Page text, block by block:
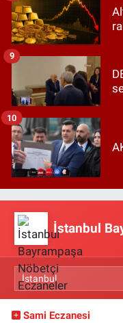
9
10
İstanbul
Sami Eczanesi